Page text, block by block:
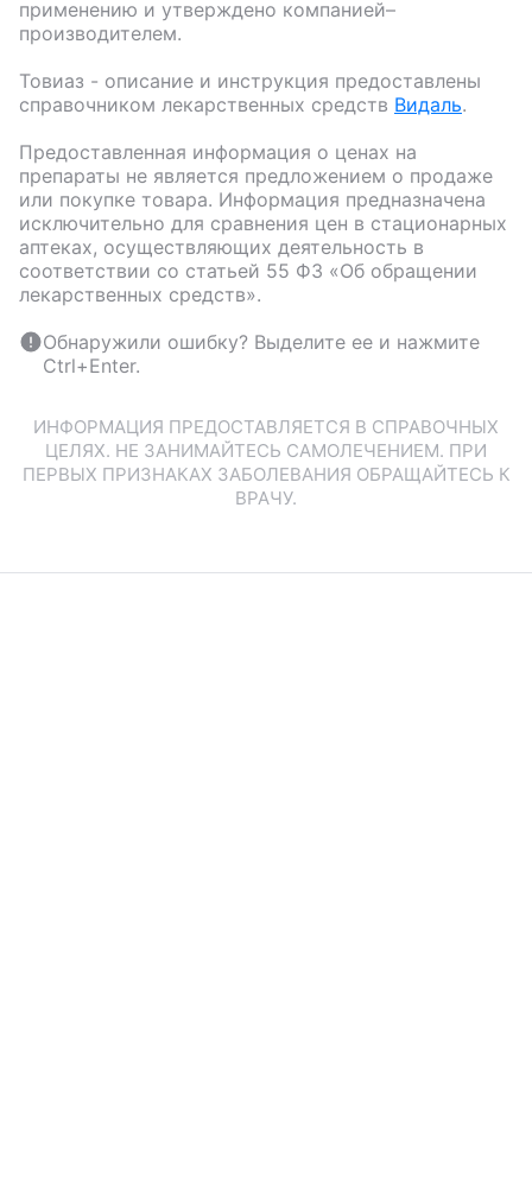
применению и утверждено компанией–
производителем.
Товиаз - описание и инструкция предоставлены
справочником лекарственных средств Видаль.
Предоставленная информация о ценах на
препараты не является предложением о продаже
или покупке товара. Информация предназначена
исключительно для сравнения цен в стационарных
аптеках, осуществляющих деятельность в
соответствии со статьей 55 ФЗ «Об обращении
лекарственных средств».
Обнаружили ошибку? Выделите ее и нажмите
Ctrl+Enter.
ИНФОРМАЦИЯ ПРЕДОСТАВЛЯЕТСЯ В СПРАВОЧНЫХ
ЦЕЛЯХ. НЕ ЗАНИМАЙТЕСЬ САМОЛЕЧЕНИЕМ. ПРИ
ПЕРВЫХ ПРИЗНАКАХ ЗАБОЛЕВАНИЯ ОБРАЩАЙТЕСЬ К
ВРАЧУ.